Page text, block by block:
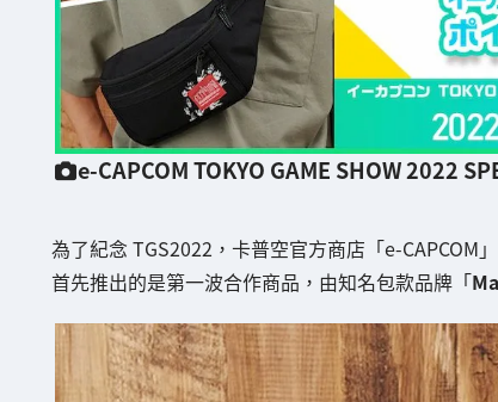
e-CAPCOM TOKYO GAME SHOW 2022
為了紀念 TGS2022，卡普空官方商店「e-CAPCOM
首先推出的是第一波合作商品，由知名包款品牌「